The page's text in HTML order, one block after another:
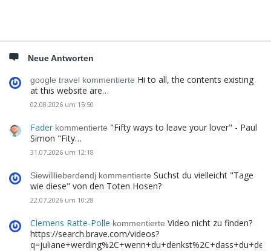
Neue Antworten
google travel kommentierte Hi to all, the contents existing
at this website are…
02.08.2026 um 15:50
Fader kommentierte "Fifty ways to leave your lover" - Paul
Simon "Fity…
31.07.2026 um 12:18
Siewilllieberdendj kommentierte Suchst du vielleicht "Tage
wie diese" von den Toten Hosen?
22.07.2026 um 10:28
Clemens Ratte-Polle kommentierte Video nicht zu finden?
https://search.brave.com/videos?